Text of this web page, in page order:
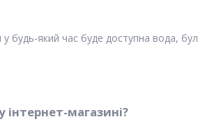
будь-який час буде доступна вода,
магазині?